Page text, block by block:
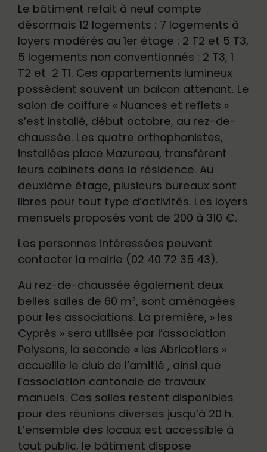
Le bâtiment refait à neuf compte
désormais 12 logements : 7 logements à
loyers modérés au 1er étage : 2 T2 et 5 T3,
5 logements non conventionnés : 2 T3, 1
T2 et 2 T1. Ces appartements lumineux
possèdent souvent un balcon attenant. Le
salon de coiffure « Nuances et reflets »
s’est installé, début octobre, au rez-de-
chaussée. Les quatre orthophonistes,
installées place Mazureau, transfèrent
leurs cabinets dans la résidence. Au
deuxième étage, plusieurs bureaux sont
libres pour tout type d’activités. Les loyers
mensuels proposés vont de 200 à 310 €.
Les personnes intéressées peuvent
contacter la mairie (02 40 72 35 43).
Au rez-de-chaussée également deux
belles salles de 60 m², sont aménagées
pour les associations. La première, » les
Cyprès » sera utilisée par l’association
Polysons, la seconde « les Abricotiers »
accueille le club de l’amitié , ainsi que
l’association cantonale de travaux
manuels. Ces salles restent disponibles
pour des réunions diverses jusqu’à 20 h.
L’ensemble des locaux est accessible à
tout public, le bâtiment dispose